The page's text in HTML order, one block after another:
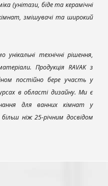
(унітази, біде та керамічні
змішувачі та широкий
технічні рішення,
Продукція RAVAK з
постійно бере участь у
в області дизайну. Ми є
для ванних кімнат у
ніж 25-річним досвідом